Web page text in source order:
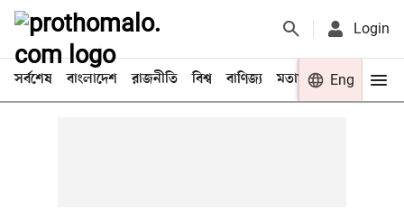
Login
সর্বশেষ বাংলাদেশ রাজনীতি বিশ্ব বাণিজ্য মতামত খেলা
Eng